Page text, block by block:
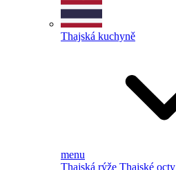
Thajská kuchyně
menu
Thajská rýže Thajské octy